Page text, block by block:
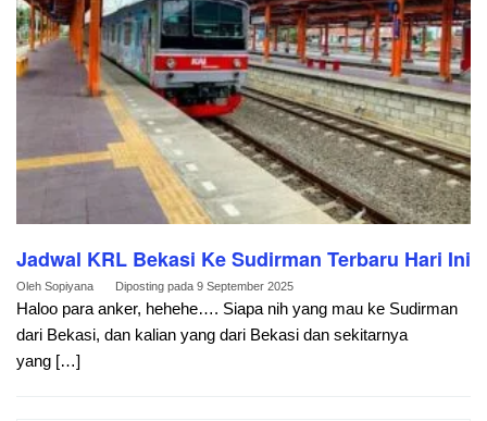
Jadwal KRL Bekasi Ke Sudirman Terbaru Hari Ini
Oleh Sopiyana Diposting pada 9 September 2025
Haloo para anker, hehehe…. Siapa nih yang mau ke Sudirman
dari Bekasi, dan kalian yang dari Bekasi dan sekitarnya
yang […]